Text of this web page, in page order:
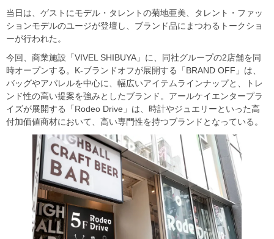
当⽇は、ゲストにモデル・タレントの菊地亜美、タレント・ファッ
ションモデルのユージが登壇し、ブランド品にまつわるトークショ
ーが行われた。
今回、商業施設「VIVEL SHIBUYA」に、同社グループの2店舗を同
時オープンする。K-ブランドオフが展開する「BRAND OFF」は、
バッグやアパレルを中心に、幅広いアイテムラインナップと、トレ
ンド性の高い提案を強みとしたブランド。アールケイエンタープラ
イズが展開する「Rodeo Drive」は、時計やジュエリーといった高
付加価値商材において、高い専門性を持つブランドとなっている。